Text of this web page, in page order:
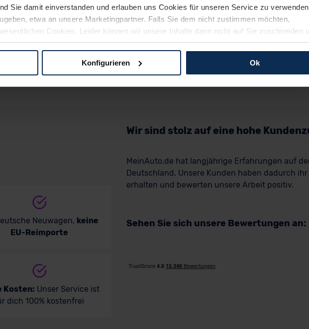
Sie damit einverstanden und erlauben uns Cookies für unseren Service zu
etwa an unsere Marketingpartner. Falls Sie dem nicht zustimmen möchten,
Cookies. Leider können wir unsere Inhalte dann nicht auf Sie zuschneiden
Weg zu Ihrem Neuwagen unterstützen. Sie können die Einstellungen jederzeit
Sie hierzu Ihre Einwilligung freiwillig erteilen. Nähere Informationen zu den
Konfigurieren Ok
Neuwagen, keine
EU-Reimporte
Kosten: Unser Service ist
dich 100% kostenfrei
Wir sind stolz auf eine hohe
MeinAuto.de hat langjährige Erfahrungen auf
Deutschland. Unsere Kunden haben dadurch
erhalten und bewerten unsere Arbeit positiv.
Sehen Sie sich unsere Bewertungen an: